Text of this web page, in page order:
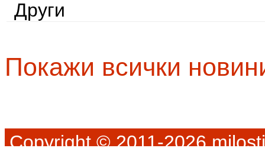
Други
Покажи всички
Copyright © 2011-2026